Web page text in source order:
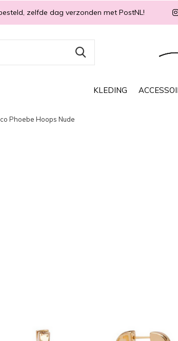
KLEDING
zelfde dag verzonden met PostNL!
Phoebe Hoops Nude